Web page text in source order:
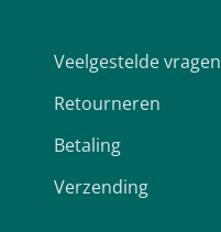
Veelgestelde vragen
Retourneren
Betaling
Verzending